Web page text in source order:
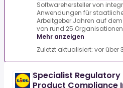
Softwarehersteller von
Anwendungen für
Arbeitgeber.Jahren auf
von rund
Mehr anzeigen
Zuletzt aktualisiert: vor über
Specialist
Product Compliance